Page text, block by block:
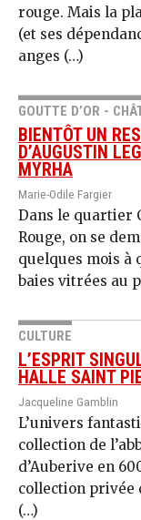
rouge. Mais la
(et ses
anges (…)
GOUTTE D’OR -
BIENTÔT UN
D’AUGUSTIN
MYRHA
Marie-Odile Fargier
Dans le quartier
Rouge, on se
quelques mois à
baies vitrées au
CULTURE
L’ESPRIT
HALLE SAINT
Jacqueline Gamblin
L’univers
collection de
d’Auberive en
collection privée
(…)